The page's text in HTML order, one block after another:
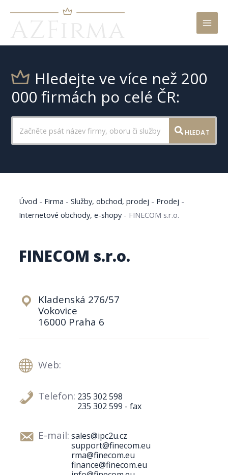
Hledejte ve více než 200
000 firmách po celé ČR:
HLEDAT
Úvod - Firma -Služby, obchod, prodej - Prodej -
Internetové obchody, e-shopy- FINECOM s.r.o.
FINECOM s.r.o.
Kladenská 276/57
Vokovice
16000 Praha 6
Web:
Telefon: 235 302 598
235 302 599 - fax
E-mail: sales@ipc2u.cz
support@finecom.eu
rma@finecom.eu
finance@finecom.eu